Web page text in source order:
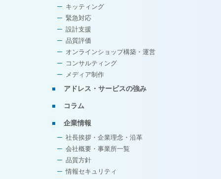
キッティング
緊急対応
設計支援
品質評価
オンラインショップ構築・運営
コンサルティング
メディア制作
アドレス・サービスの強み
コラム
企業情報
社長挨拶・企業理念・沿革
会社概要・事業所一覧
品質方針
情報セキュリティ